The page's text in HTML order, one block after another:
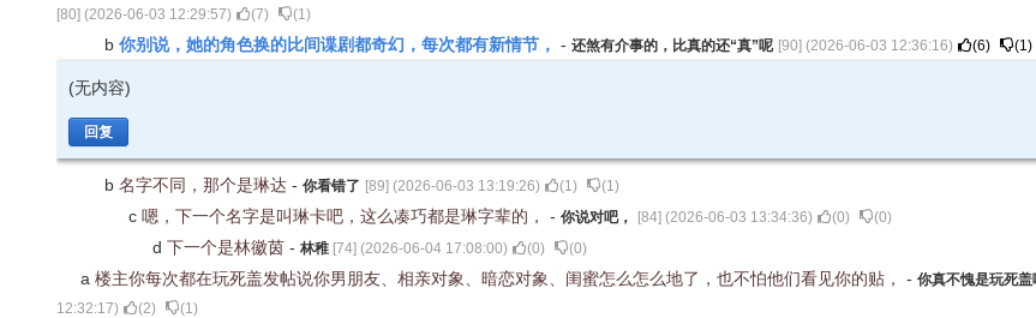
[80] (2026-06-03 12:29:57) (7) (1)
b 你别说，她的角色换的比间谍剧都奇幻，每次都有新情节， - 还煞有介事的，比真的还“真”呢 [90] (2026-06-03 12:36:16) (6) (1)
(无内容)
回复
b 名字不同，那个是琳达 - 你看错了 [89] (2026-06-03 13:19:26) (1) (1)
c 嗯，下一个名字是叫琳卡吧，这么凑巧都是琳字辈的， - 你说对吧， [84] (2026-06-03 13:34:36) (0) (0)
d 下一个是林徽茵 - 林稚 [74] (2026-06-04 17:08:00) (0) (0)
a 楼主你每次都在玩死盖发帖说你男朋友、相亲对象、暗恋对象、闺蜜怎么怎么地了，也不怕他们看见你的贴， - 你真不愧是玩死盖
12:32:17) (2) (1)